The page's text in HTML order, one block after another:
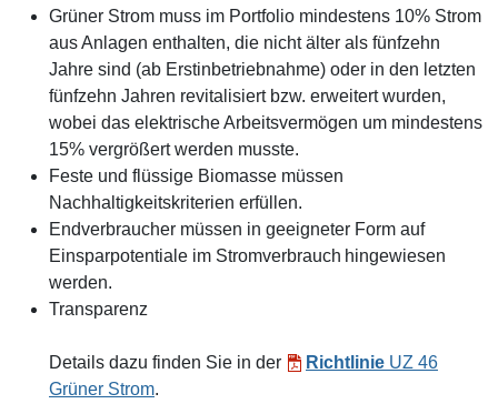
Grüner Strom muss im Portfolio mindestens 10% Strom
aus Anlagen enthalten, die nicht älter als fünfzehn
Jahre sind (ab Erstinbetriebnahme) oder in den letzten
fünfzehn Jahren revitalisiert bzw. erweitert wurden,
wobei das elektrische Arbeitsvermögen um mindestens
15% vergrößert werden musste.
Feste und flüssige Biomasse müssen
Nachhaltigkeitskriterien erfüllen.
Endverbraucher müssen in geeigneter Form auf
Einsparpotentiale im Stromverbrauch hingewiesen
werden.
Transparenz
Details dazu finden Sie in der Richtlinie UZ 46
Grüner Strom.